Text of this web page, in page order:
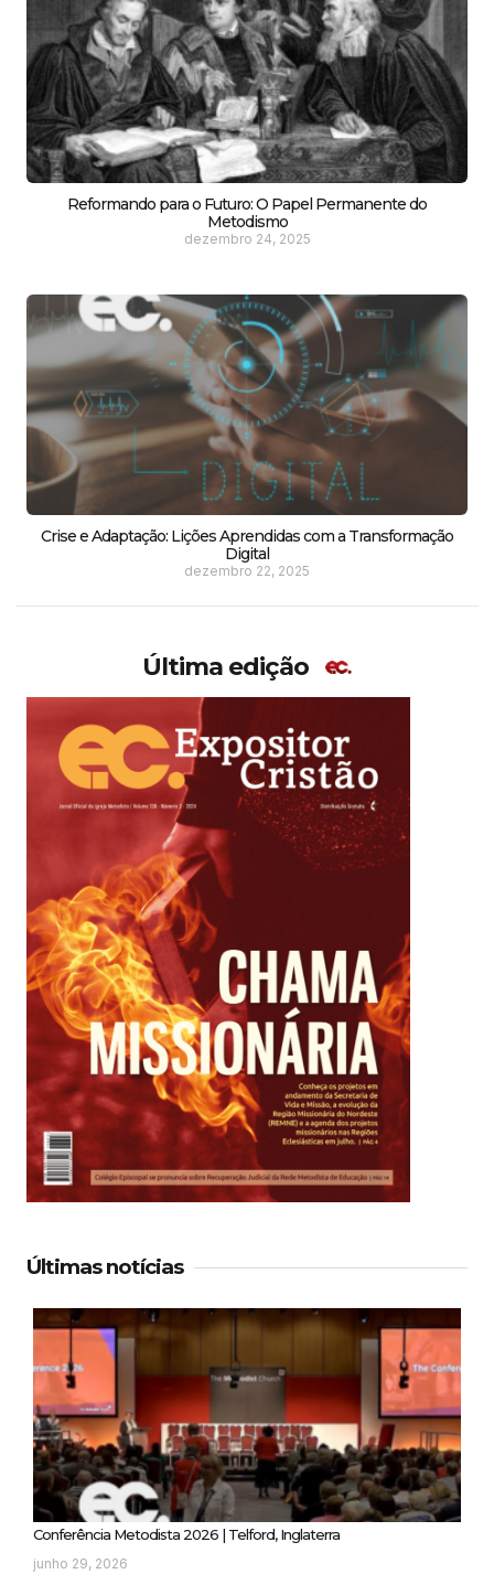
Reformando para o Futuro: O Papel Permanente do
Metodismo
dezembro 24, 2025
Crise e Adaptação: Lições Aprendidas com a Transformação
Digital
dezembro 22, 2025
Última edição
Últimas notícias
Conferência Metodista 2026 | Telford, Inglaterra
junho 29, 2026